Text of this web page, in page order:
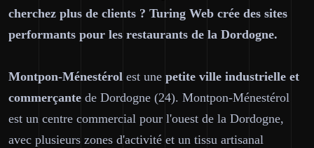
cherchez plus de clients ? Turing Web crée des sites
performants pour les restaurants de la Dordogne.
Montpon-Ménestérol est une petite ville industrielle et
commerçante de Dordogne (24). Montpon-Ménestérol
est un centre commercial pour l'ouest de la Dordogne,
avec plusieurs zones d'activité et un tissu artisanal